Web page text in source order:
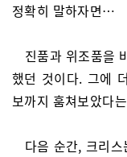
정확히 말하자면…
진품과 위조품을
했던 것이다. 그에
보까지 훔쳐보았다
다음 순간, 크리